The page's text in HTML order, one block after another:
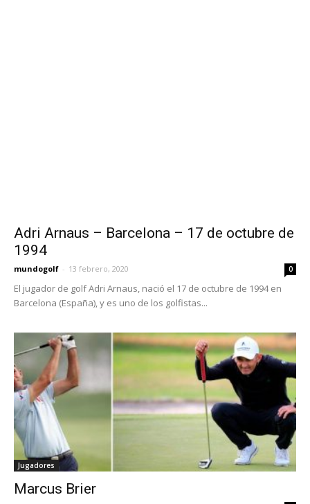
Adri Arnaus – Barcelona – 17 de octubre de
1994
mundogolf - 13 febrero, 2020 0
El jugador de golf Adri Arnaus, nació el 17 de octubre de 1994 en
Barcelona (España), y es uno de los golfistas...
Jugadores
Marcus Brier